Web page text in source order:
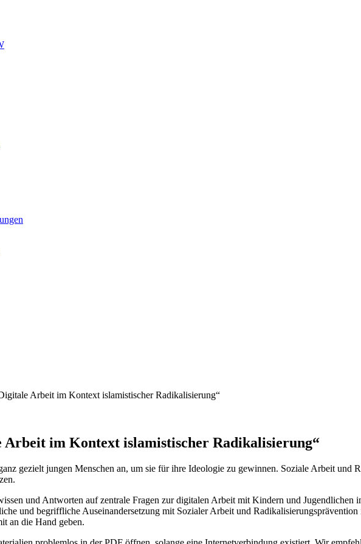
Arbeit im Kontext islamistischer Radikalisierung“
Arbeit im Kontext islamistischer Radikalisierung“
gezielt jungen Menschen an, um sie für ihre Ideologie zu gewinnen. Soziale Arbeit und
und Antworten auf zentrale Fragen zur digitalen Arbeit mit Kindern und Jugendlichen
und begriffliche Auseinandersetzung mit Sozialer Arbeit und
an die Hand geben.